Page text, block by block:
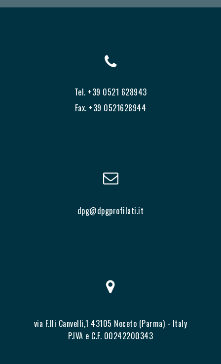
Tel. +39 0521 628943
Fax. +39 0521628944
dpg@dpgprofilati.it
via F.lli Canvelli,1 43105 Noceto (Parma) - Italy
P.IVA e C.F. 00242200343